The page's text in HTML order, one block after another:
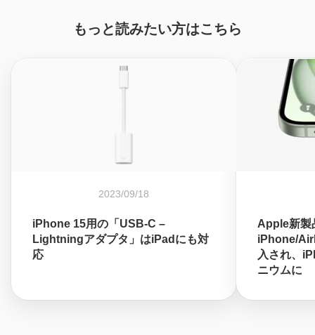
もっと読みたい方はこちら
2023/09/18
iPhone 15用の「USB-C –
Lightningアダプタ」はiPadにも対
応
Apple新製
iPhone/
入され、
ニウムに